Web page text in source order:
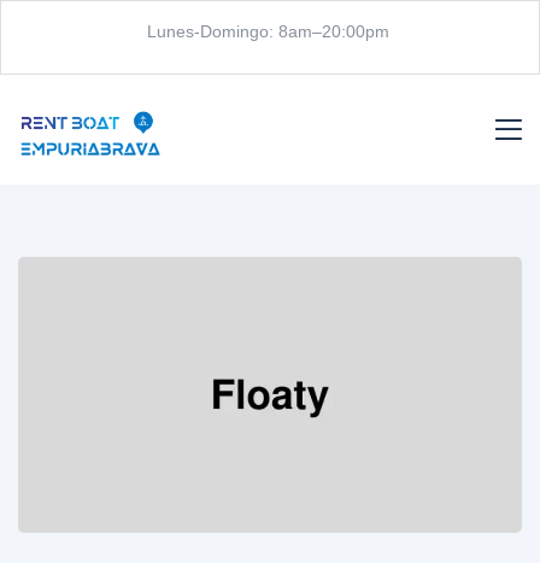
Lunes-Domingo: 8am–20:00pm